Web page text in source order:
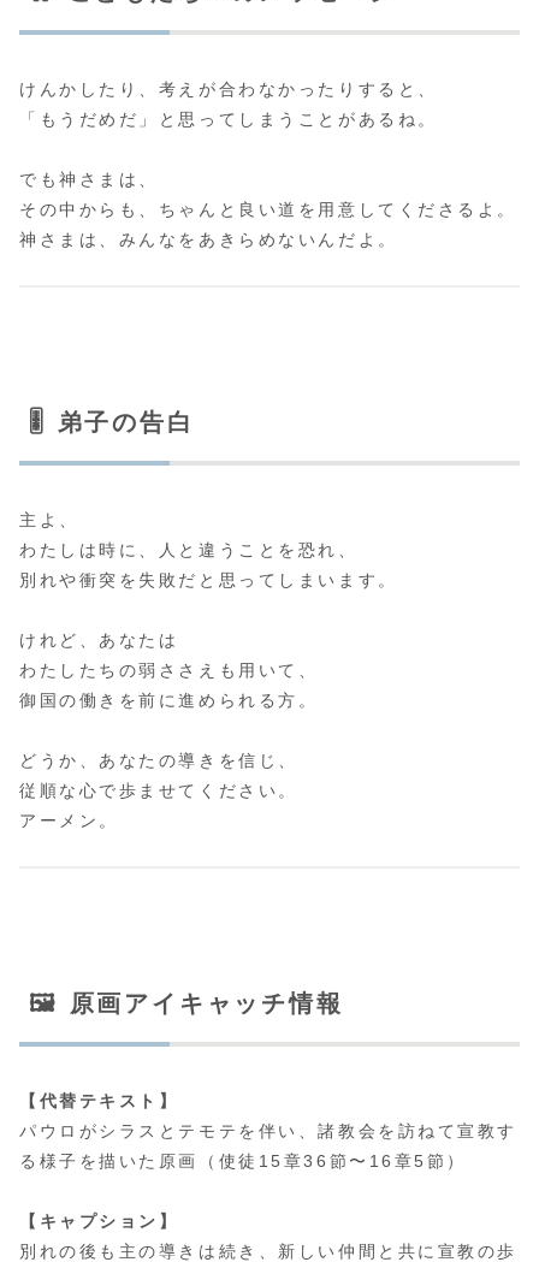
けんかしたり、考えが合わなかったりすると、
「もうだめだ」と思ってしまうことがあるね。
でも神さまは、
その中からも、ちゃんと良い道を用意してくださるよ。
神さまは、みんなをあきらめないんだよ。
🎚️ 弟子の告白
主よ、
わたしは時に、人と違うことを恐れ、
別れや衝突を失敗だと思ってしまいます。
けれど、あなたは
わたしたちの弱ささえも用いて、
御国の働きを前に進められる方。
どうか、あなたの導きを信じ、
従順な心で歩ませてください。
アーメン。
🖼 原画アイキャッチ情報
【代替テキスト】
パウロがシラスとテモテを伴い、諸教会を訪ねて宣教す
る様子を描いた原画（使徒15章36節〜16章5節）
【キャプション】
別れの後も主の導きは続き、新しい仲間と共に宣教の歩